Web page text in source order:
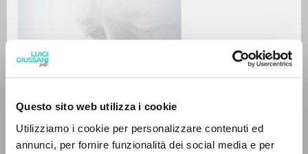
Questo sito web utilizza i cookie
Utilizziamo i cookie per personalizzare contenuti ed
annunci, per fornire funzionalità dei social media e per